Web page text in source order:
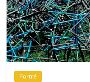
Portré